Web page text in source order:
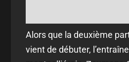
Alors que la deuxième
vient de débuter,